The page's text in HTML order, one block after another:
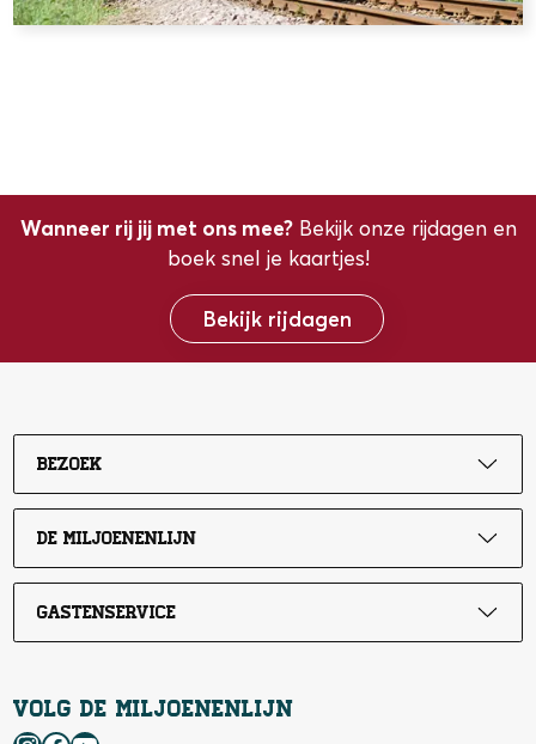
Wanneer rij jij met ons mee?Bekijk onze rijdagen en
boek snel je kaartjes!
Bekijk rijdagen
Bezoek
De Miljoenenlijn
Gastenservice
Volg de Miljoenenlijn